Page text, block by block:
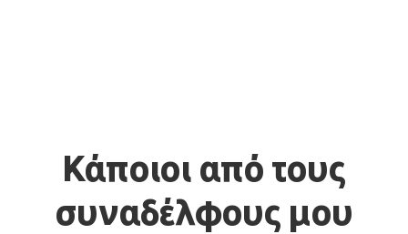
Κάποιοι από τους
συναδέλφους μου